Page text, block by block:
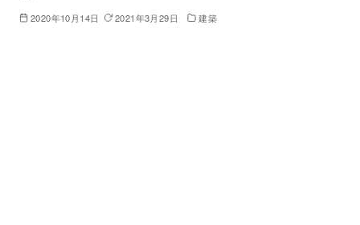
2020年10月14日 2021年3月29日 建築